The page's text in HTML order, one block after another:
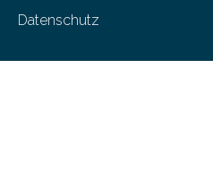
Datenschutz